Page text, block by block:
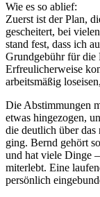
Wie es so ablief:
Zuerst ist der Plan,
gescheitert, bei
stand fest, dass ich
Grundgebühr für die
Erfreulicherweise
arbeitsmäßig
Die Abstimmungen
etwas hingezogen,
die deutlich über
ging. Bernd gehört
und hat viele Dinge
miterlebt. Eine
persönlich